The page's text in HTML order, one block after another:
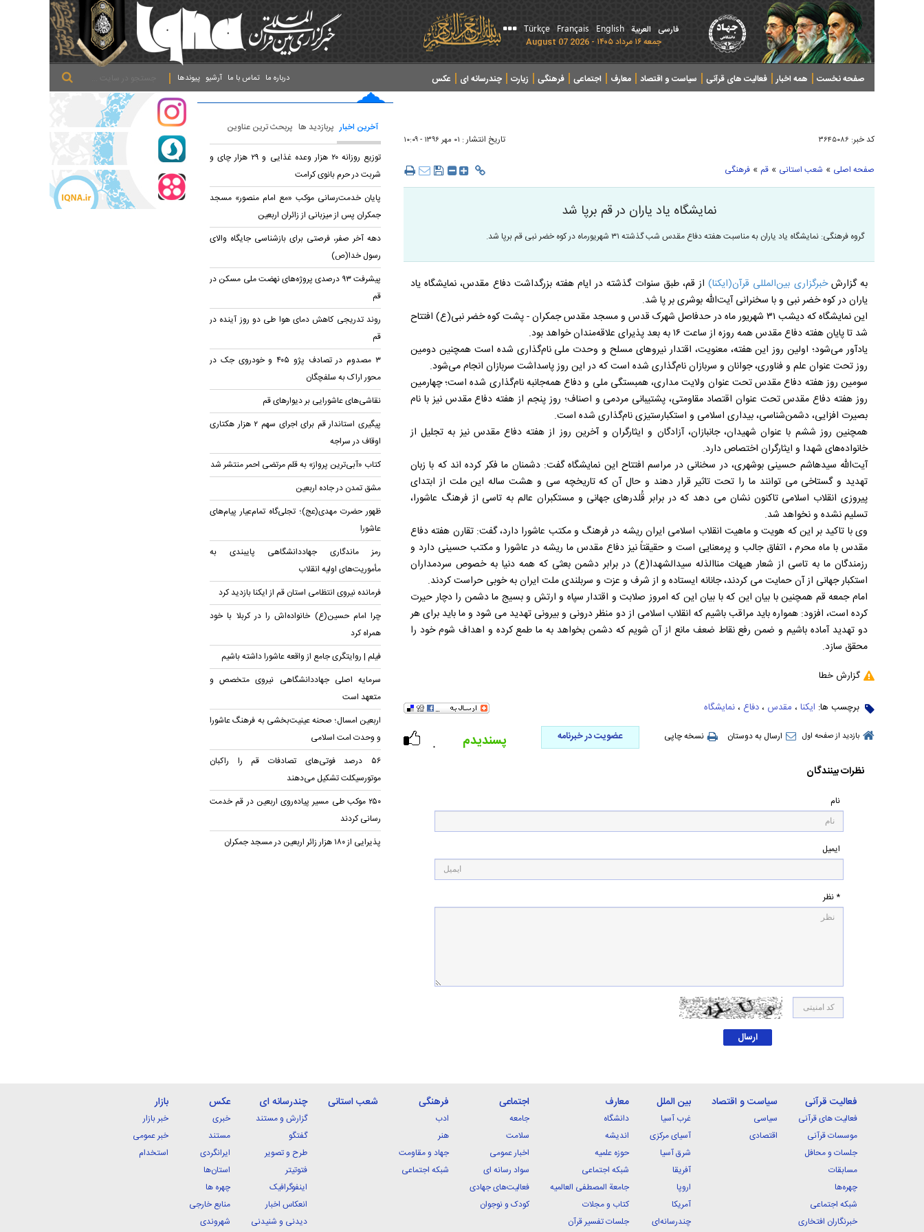
فارسی العربیة English
Français
Türkçe
جمعه ۱۶ مرداد ۱۴۰۵ - 2026 August 07
صفحه نخست همه اخبار فعالیت های قرآنی سیاست و اقتصاد معارف اجتماعی فرهنگی زیارت چندرسانه ای عکس پیوندها آرشیو تماس با ما درباره ما
کد خبر: ۳۶۴۵۰۸۶ تاریخ انتشار : ۰۱ مهر ۱۳۹۶ - ۱۰:۰۹
صفحه اصلی » شعب استانی » قم » فرهنگی
نمایشگاه یاد یاران در قم برپا شد
گروه فرهنگی: نمایشگاه یاد یاران به مناسبت هفته دفاع مقدس شب گذشته ۳۱ شهریورماه در کوه خضر نبی قم برپا شد.
به گزارشخبرگزاری بین‌المللی قرآن(ایکنا) از قم، طبق سنوات گذشته در ایام هفته بزرگداشت دفاع مقدس، نمایشگاه یاد
یاران در کوه خضر نبی و با سخنرانی آیت‌الله بوشری بر پا شد.
این نمایشگاه که دیشب ۳۱ شهریور ماه در حدفاصل شهرک قدس و مسجد مقدس جمکران - پشت کوه خضر نبی(ع) افتتاح
شد تا پایان هفته دفاع مقدس همه روزه از ساعت ۱۶ به بعد پذیرای علاقه‌مندان خواهد بود.
یادآور می‌شود؛ اولین روز این هفته، معنویت، اقتدار نیروهای مسلح و وحدت ملی نام‌گذاری شده است همچنین دومین
روز تحت عنوان علم و فناوری، جوانان و سربازان نام‌گذاری شده است که در این روز پاسداشت سربازان انجام می‌شود.
سومین روز هفته دفاع مقدس تحت عنوان ولایت مداری، همبستگی ملی و دفاع همه‌جانبه نام‌گذاری شده است؛ چهارمین
روز هفته دفاع مقدس تحت عنوان اقتصاد مقاومتی، پشتیبانی مردمی و اصناف؛ روز پنجم از هفته دفاع مقدس نیز با نام
بصیرت افزایی، دشمن‌شناسی، بیداری اسلامی و استکبارستیزی نام‌گذاری شده است.
همچنین روز ششم با عنوان شهیدان، جانبازان، آزادگان و ایثارگران و آخرین روز از هفته دفاع مقدس نیز به تجلیل از
خانواده‌های شهدا و ایثارگران اختصاص دارد.
آیت‌الله سیدهاشم حسینی بوشهری، در سخنانی در مراسم افتتاح این نمایشگاه گفت: دشمنان ما فکر کرده اند که با زبان
تهدید و گستاخی می توانند ما را تحت تاثیر قرار دهند و حال آن که تاریخچه سی و هشت ساله این ملت از ابتدای
پیروزی انقلاب اسلامی تاکنون نشان می دهد که در برابر قُلدرهای جهانی و مستکبران عالم به تاسی از فرهنگ عاشورا،
تسلیم نشده و نخواهد شد.
وی با تاکید بر این که هویت و ماهیت انقلاب اسلامی ایران ریشه در فرهنگ و مکتب عاشورا دارد، گفت: تقارن هفته دفاع
مقدس با ماه محرم ، اتفاق جالب و پرمعنایی است و حقیقتاً نیز دفاع مقدس ما ریشه در عاشورا و مکتب حسینی دارد و
رزمندگان ما به تاسی از شعار هیهات مناالذله سیدالشهدا(ع) در برابر دشمن بعثی که همه دنیا به خصوص سردمداران
استکبار جهانی از آن حمایت می کردند، جانانه ایستاده و از شرف و عزت و سربلندی ملت ایران به خوبی حراست کردند.
امام جمعه قم همچنین با بیان این که با بیان این که امروز صلابت و اقتدار سپاه و ارتش و بسیج ما دشمن را دچار حیرت
کرده است، افزود: همواره باید مراقب باشیم که انقلاب اسلامی از دو منظر درونی و بیرونی تهدید می شود و ما باید برای هر
دو تهدید آماده باشیم و ضمن رفع نقاط ضعف مانع از آن شویم که دشمن بخواهد به ما طمع کرده و اهداف شوم خود را
محقق سازد.
گزارش خطا
برچسب ها: ایکنا ، مقدس ، دفاع ، نمایشگاه
بازدید از صفحه اول ارسال به دوستان نسخه چاپی عضویت در خبرنامه
۰ پسندیدم
نظرات بینندگان
نام
ایمیل
* نظر
آخرین اخبار پربازدید ها پربحث ترین عناوین
توزیع روزانه ۲۰ هزار وعده غذایی و ۲۹ هزار چای و
شربت در حرم بانوی کرامت
پایان خدمت‌رسانی موکب «مع امام منصور» مسجد
جمکران پس از میزبانی از زائران اربعین
دهه آخر صفر، فرصتی برای بازشناسی جایگاه والای
رسول خدا(ص)
پیشرفت ۹۳ درصدی پروژه‌های نهضت ملی مسکن در
قم
روند تدریجی کاهش دمای هوا طی دو روز آینده در
قم
۳ مصدوم در تصادف پژو ۴۰۵ و خودروی جک در
محور اراک به سلفچگان
نقاشی‌های عاشورایی بر دیوار‌های قم
پیگیری استاندار قم برای اجرای سهم ۲ هزار هکتاری
اوقاف در سراجه
کتاب «آبی‌ترین پرواز» به قلم مرتضی احمر منتشر شد
مشق تمدن در جاده اربعین
ظهور حضرت مهدی(عج)؛ تجلی‌گاه تمام‌عیار پیام‌های
عاشورا
رمز ماندگاری جهاددانشگاهی پایبندی به
مأموریت‌های اولیه انقلاب
فرمانده نیروی انتظامی استان قم از ایکنا بازدید کرد
چرا امام حسین(ع) خانواده‌اش را در کربلا با خود
همراه کرد
فیلم | روایتگری جامع از واقعه عاشورا داشته باشیم
سرمایه اصلی جهاددانشگاهی نیروی متخصص و
متعهد است
اربعین امسال؛ صحنه عینیت‌بخشی به فرهنگ عاشورا
و وحدت امت اسلامی
۵۶ درصد فوتی‌های تصادفات قم را راکبان
موتورسیکلت تشکیل می‌دهند
۲۵۰ موکب طی مسیر پیاده‌روی اربعین در قم خدمت
رسانی کردند
پذیرایی از ۱۸۰ هزار زائر اربعین در مسجد جمکران
فعالیت قرآنی
فعالیت های قرآنی
موسسات قرآنی
جلسات و محافل
مسابقات
چهره‌ها
شبکه اجتماعی
خبرنگاران افتخاری
سیاست و اقتصاد
سیاسی
اقتصادی
بین الملل
غرب آسیا
آسیای مرکزی
شرق آسیا
آفریقا
اروپا
آمریکا
چندرسانه‌ای
معارف
دانشگاه
اندیشه
حوزه علمیه
شبکه اجتماعی
جامعة المصطفی العالمیه
کتاب و مجلات
جلسات تفسیر قرآن
اجتماعی
جامعه
سلامت
اخبار عمومی
سواد رسانه ای
فعالیت‌های جهادی
کودک و نوجوان
فرهنگی
ادب
هنر
جهاد و مقاومت
شبکه اجتماعی
شعب استانی چندرسانه ای
گزارش و مستند
گفتگو
طرح و تصویر
فتوتیتر
اینفوگرافیک
انعکاس اخبار
دیدنی و شنیدنی
عکس
خبری
مستند
ایرانگردی
استان‌ها
چهره ها
منابع خارجی
شهروندی
بازار
خبر بازار
خبر عمومی
استخدام